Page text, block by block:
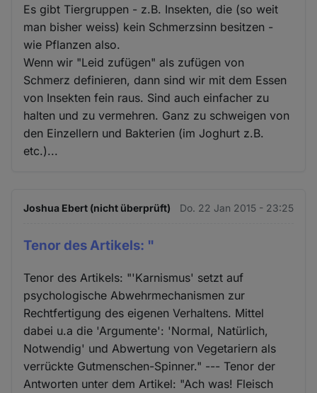
Es gibt Tiergruppen - z.B. Insekten, die (so weit
man bisher weiss) kein Schmerzsinn besitzen -
wie Pflanzen also.
Wenn wir "Leid zufügen" als zufügen von
Schmerz definieren, dann sind wir mit dem Essen
von Insekten fein raus. Sind auch einfacher zu
halten und zu vermehren. Ganz zu schweigen von
den Einzellern und Bakterien (im Joghurt z.B.
etc.)...
Joshua Ebert (nicht überprüft) Do. 22 Jan 2015 - 23:25
Tenor des Artikels: "
Tenor des Artikels: "'Karnismus' setzt auf
psychologische Abwehrmechanismen zur
Rechtfertigung des eigenen Verhaltens. Mittel
dabei u.a die 'Argumente': 'Normal, Natürlich,
Notwendig' und Abwertung von Vegetariern als
verrückte Gutmenschen-Spinner." --- Tenor der
Antworten unter dem Artikel: "Ach was! Fleisch